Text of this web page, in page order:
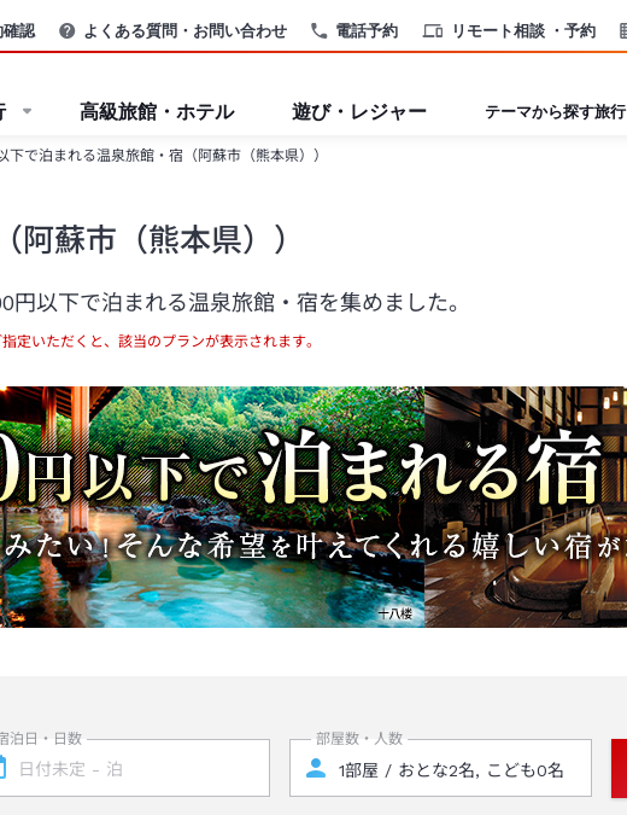
電話予約 リモート相談 ・予約
確認 よくある質問・お問い合わせ
高級旅館・ホテル 遊び・レジャー テーマから探す旅行
下で泊まれる温泉旅館・宿（阿蘇市（熊本県））
蘇市（熊本県））
以下で泊まれる温泉旅館・宿を集めました。
いただくと、該当のプランが表示されます。
泊日・日数 部屋数・人数